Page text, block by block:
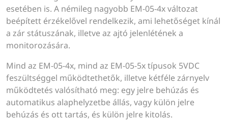
esetében is. A némileg nagyobb EM-05-4x változat
beépített érzékelővel rendelkezik, ami lehetőséget kínál
a zár státuszának, illetve az ajtó jelenlétének a
monitorozására.
Mind az EM-05-4x, mind az EM-05-5x típusok 5VDC
feszültséggel működtethetők, illetve kétféle zárnyelv
működtetés valósítható meg: egy jelre behúzás és
automatikus alaphelyzetbe állás, vagy külön jelre
behúzás és ott tartás, és külön jelre kitolás.